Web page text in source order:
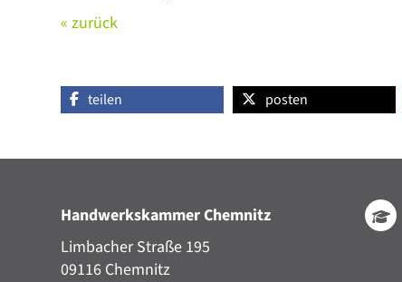
« zurück
teilen posten
Handwerkskammer Chemnitz
Limbacher Straße 195
09116 Chemnitz